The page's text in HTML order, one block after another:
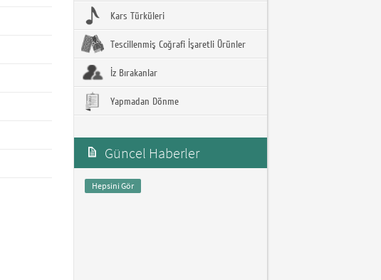
Kars Türküleri
Tescillenmiş Coğrafi İşaretli Ürünler
İz Bırakanlar
Yapmadan Dönme
Güncel Haberler
Hepsini Gör